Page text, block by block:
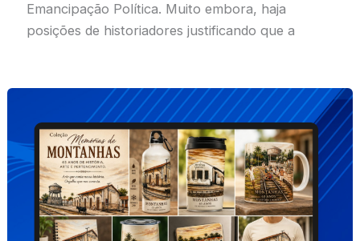
Emancipação Política. Muito embora, haja
posições de historiadores justificando que a